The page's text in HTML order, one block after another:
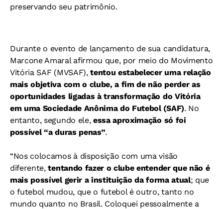
preservando seu patrimônio.
Durante o evento de lançamento de sua candidatura,
Marcone Amaral afirmou que, por meio do Movimento
Vitória SAF (MVSAF),tentou estabelecer uma relação
mais objetiva com o clube, a fim de não perder as
oportunidades ligadas à transformação do Vitória
em uma Sociedade Anônima do Futebol (SAF). No
entanto, segundo ele, essa aproximação só foi
possível “a duras penas”.
“Nos colocamos à disposição com uma visão
diferente,tentando fazer o clube entender que não é
mais possível gerir a instituição da forma atual; que
o futebol mudou, que o futebol é outro, tanto no
mundo quanto no Brasil. Coloquei pessoalmente a